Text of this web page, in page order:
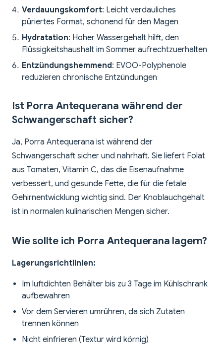
Verdauungskomfort: Leicht verdauliches
püriertes Format, schonend für den Magen
Hydratation: Hoher Wassergehalt hilft, den
Flüssigkeitshaushalt im Sommer aufrechtzuerhalten
Entzündungshemmend: EVOO-Polyphenole
reduzieren chronische Entzündungen
Ist Porra Antequerana während der
Schwangerschaft sicher?
Ja, Porra Antequerana ist während der
Schwangerschaft sicher und nahrhaft. Sie liefert Folat
aus Tomaten, Vitamin C, das die Eisenaufnahme
verbessert, und gesunde Fette, die für die fetale
Gehirnentwicklung wichtig sind. Der Knoblauchgehalt
ist in normalen kulinarischen Mengen sicher.
Wie sollte ich Porra Antequerana lagern?
Lagerungsrichtlinien:
Im luftdichten Behälter bis zu 3 Tage im Kühlschrank
aufbewahren
Vor dem Servieren umrühren, da sich Zutaten
trennen können
Nicht einfrieren (Textur wird körnig)